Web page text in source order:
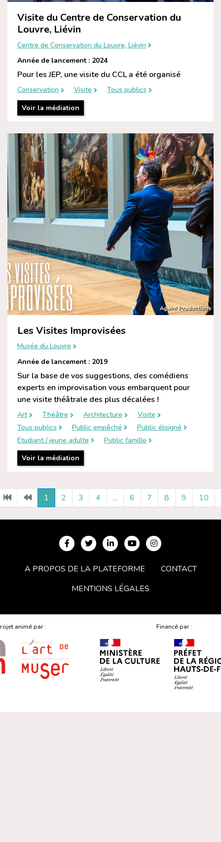
Visite du Centre de Conservation du
Louvre, Liévin
Centre de Conservation du Louvre, Liévin
Année de lancement : 2024
Pour les JEP, une visite du CCL a été organisé
Conservation Visite
Tous publics
Voir la médiation
Again! Productions
Les Visites Improvisées
Musée du Louvre
Année de lancement : 2019
Sur la base de vos suggestions, des comédiens
experts en improvisation vous embarquent pour
une visite théâtrale des plus décalées !
Art Théâtre Architecture
Visite
Tous publics
Public empêché
Public éloigné
Etudiant / jeune adulte
Public famille
Voir la médiation
1 2 3 4 ... 6 7 8 9 10
A PROPOS DE LA PLATEFORME
CONTACT
MENTIONS LÉGALES
animé par : Financé par :